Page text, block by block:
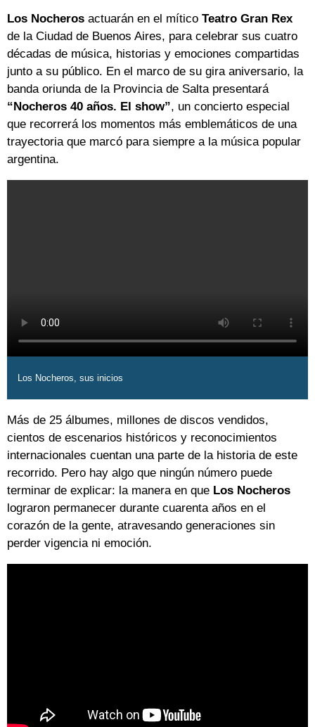
Los Nocheros actuarán en el mítico Teatro Gran Rex
de la Ciudad de Buenos Aires, para celebrar sus cuatro
décadas de música, historias y emociones compartidas
junto a su público. En el marco de su gira aniversario, la
banda oriunda de la Provincia de Salta presentará
“Nocheros 40 años. El show”, un concierto especial
que recorrerá los momentos más emblemáticos de una
trayectoria que marcó para siempre a la música popular
argentina.
Los Nocheros, sus inicios
Más de 25 álbumes, millones de discos vendidos,
cientos de escenarios históricos y reconocimientos
internacionales cuentan una parte de la historia de este
recorrido. Pero hay algo que ningún número puede
terminar de explicar: la manera en que Los Nocheros
lograron permanecer durante cuarenta años en el
corazón de la gente, atravesando generaciones sin
perder vigencia ni emoción.